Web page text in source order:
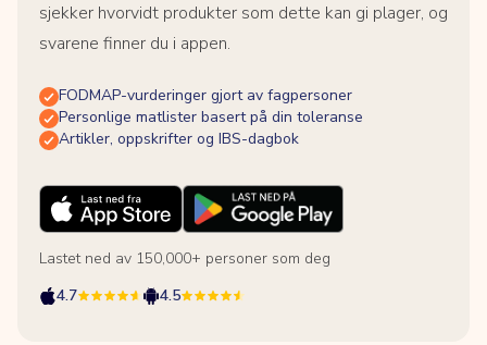
sjekker hvorvidt produkter som dette kan gi plager, og
svarene finner du i appen.
FODMAP-vurderinger gjort av fagpersoner
Personlige matlister basert på din toleranse
Artikler, oppskrifter og IBS-dagbok
Lastet ned av 150,000+ personer som deg
4.7
4.5